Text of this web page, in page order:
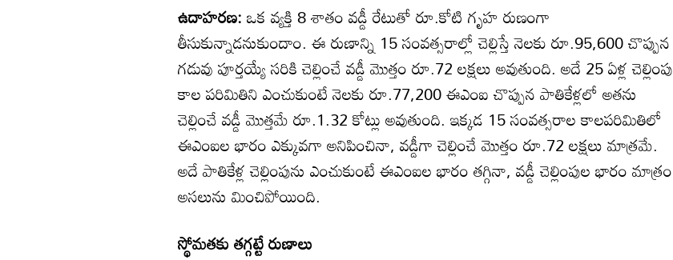
ఉదాహరణ:ఒక వ్యక్తి 8 శాతం వడ్డీ రేటుతో రూ.కోటి గృహ రుణంగా
తీసుకున్నాడనుకుందాం. ఈ రుణాన్ని 15 సంవత్సరాల్లో చెల్లిస్తే నెలకు రూ.95,600 చొప్పున
గడువు పూర్తయ్యే సరికి చెల్లించే వడ్డీ మొత్తం రూ.72 లక్షలు అవుతుంది. అదే 25 ఏళ్ల చెల్లింపు
కాల పరిమితిని ఎంచుకుంటే నెలకు రూ.77,200 ఈఎంఐ చొప్పున పాతికేళ్లలో అతను
చెల్లించే వడ్డీ మొత్తమే రూ.1.32 కోట్లు అవుతుంది. ఇక్కడ 15 సంవత్సరాల కాలపరిమితిలో
ఈఎంఐల భారం ఎక్కువగా అనిపించినా, వడ్డీగా చెల్లించే మొత్తం రూ.72 లక్షలు మాత్రమే.
అదే పాతికేళ్ల చెల్లింపును ఎంచుకుంటే ఈఎంఐల భారం తగ్గినా, వడ్డీ చెల్లింపుల భారం మాత్రం
అసలును మించిపోయింది.
స్థోమతకు తగ్గట్టే రుణాలు